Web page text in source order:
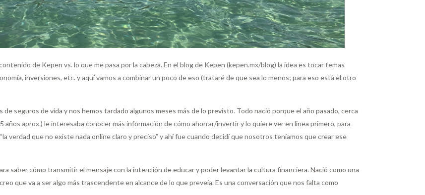
de Kepen vs. lo que me pasa por la cabeza. En el blog de Kepen (kepen.mx/blog) la idea es tocar temas
inversiones, etc. y aquí vamos a combinar un poco de eso (trataré de que sea lo menos; para eso está el otro
seguros de vida y nos hemos tardado algunos meses más de lo previsto. Todo nació porque el año pasado, cerca
aprox.) le interesaba conocer más información de cómo ahorrar/invertir y lo quiere ver en linea primero, para
verdad que no existe nada online claro y preciso” y ahí fue cuando decidí que nosotros teníamos que crear ese
saber cómo transmitir el mensaje con la intención de educar y poder levantar la cultura financiera. Nació como una
que va a ser algo más trascendente en alcance de lo que preveía. Es una conversación que nos falta como